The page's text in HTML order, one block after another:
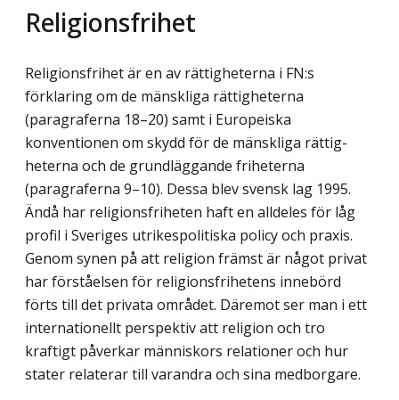
Religionsfrihet
Religionsfrihet är en av rättigheterna i FN:s
förklaring om de mänskliga rättigheterna
(paragraferna 18–20) samt i Europeiska
konventionen om skydd för de mänskliga rättig­
heterna och de grundläggande friheterna
(paragraferna 9–10). Dessa blev svensk lag 1995.
Ändå har religionsfriheten haft en alldeles för låg
profil i Sveriges utrikespolitiska policy och praxis.
Genom synen på att religion främst är något privat
har förståelsen för religionsfrihetens innebörd
förts till det privata området. Däremot ser man i ett
interna­tionellt perspektiv att religion och tro
kraftigt påverkar människors relationer och hur
stater relaterar till varandra och sina medborgare.